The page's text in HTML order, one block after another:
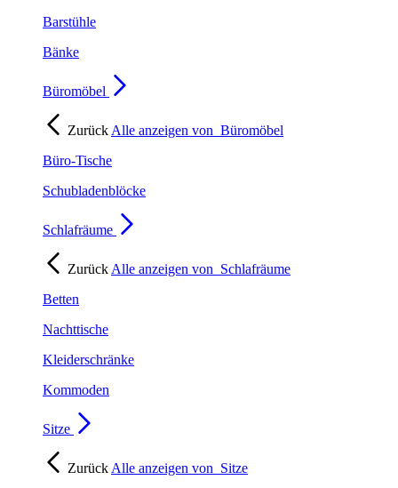
Barstühle
Bänke
Büromöbel
Zurück Alle anzeigen von Büromöbel
Büro-Tische
Schubladenblöcke
Schlafräume
Zurück Alle anzeigen von Schlafräume
Betten
Nachttische
Kleiderschränke
Kommoden
Sitze
Zurück Alle anzeigen von Sitze